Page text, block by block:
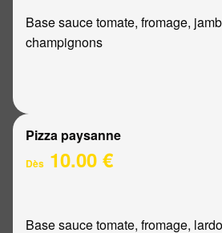
Base sauce tomate, fromage,
champignons
Pizza paysanne
Dès 10.00 €
Base sauce tomate, fromage,